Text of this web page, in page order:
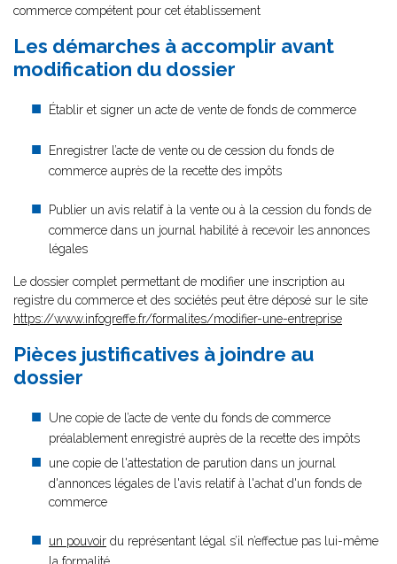
commerce compétent pour cet établissement
Les démarches à accomplir avant
modification du dossier
Établir et signer un acte de vente de fonds de commerce
Enregistrer l’acte de vente ou de cession du fonds de
commerce auprès de la recette des impôts
Publier un avis relatif à la vente ou à la cession du fonds de
commerce dans un journal habilité à recevoir les annonces
légales
Le dossier complet permettant de modifier une inscription au
registre du commerce et des sociétés peut être déposé sur le site
https://www.infogreffe.fr/formalites/modifier-une-entreprise
Pièces justificatives à joindre au
dossier
Une copie de l’acte de vente du fonds de commerce
préalablement enregistré auprès de la recette des impôts
une copie de l'attestation de parution dans un journal
d'annonces légales de l'avis relatif à l'achat d'un fonds de
commerce
un pouvoir du représentant légal s’il n’effectue pas lui-même